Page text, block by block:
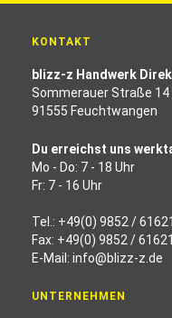
KONTAKT
blizz-z Handwerk
Sommerauer Straße 14
91555 Feuchtwangen
Du erreichst uns
Mo - Do: 7 - 18 Uhr
Fr: 7 - 16 Uhr
Tel.: +49(0) 9852 /
Fax: +49(0) 9852 /
E-Mail: info@blizz-z.de
UNTERNEHMEN